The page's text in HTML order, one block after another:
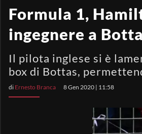
Formula 1,
ingegnere a
Il pilota inglese si è
box di Bottas,
di Ernesto Branca 8 Gen 2020 | 11:58